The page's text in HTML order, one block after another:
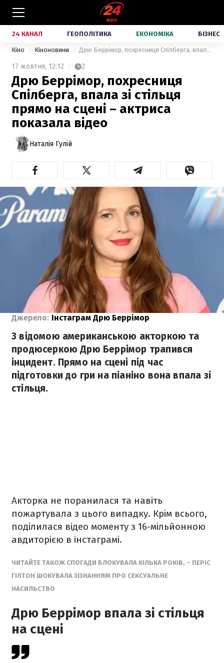
24 КАНАЛ ГЕОПОЛІТИКА ЕКОНОМІКА БІЗНЕС
Кіно Кіноновини Дрю Беррімор, похресниця Спілберга, впала зі стільця прямо на сцені – актриса показала відео
17 жовтня, 12:12 2
Дрю Беррімор, похресниця
Спілберга, впала зі стільця
прямо на сцені – актриса
показала відео
Наталія Гулій
Джерело: Інстаграм Дрю Беррімор
З відомою американською акторкою та
продюсеркою Дрю Беррімор трапився
інцидент. Прямо на сцені під час
підготовки до гри на піаніно вона впала зі
стільця.
Акторка не поранилася та навіть
пожартувала з цього випадку. Крім всього,
поділилася відео моменту з 16-мільйонною
авдиторією в інстаграмі.
ЧИТАЙТЕ ТАКОЖ СПОГАДИ БЛОКУВАЛА КІЛЬКА РОКІВ, – ПЕРІС
ГІЛТОН ШОКУВАЛА ЗІЗНАННЯМ ПРО СЕКСУАЛЬНЕ
НАСИЛЬСТВО
Дрю Беррімор впала зі стільця
на сцені